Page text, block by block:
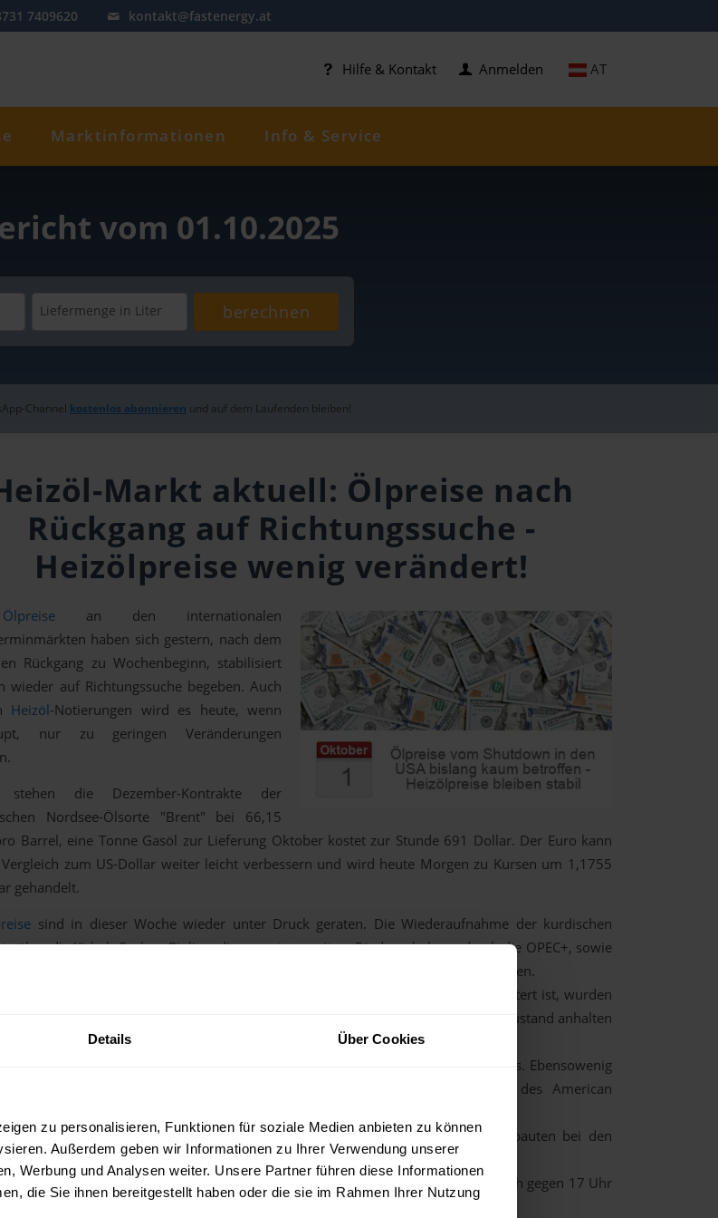
Details Über Cookies
zu personalisieren, Funktionen für soziale Medien anbieten zu können
Außerdem geben wir Informationen zu Ihrer Verwendung unserer
Werbung und Analysen weiter. Unsere Partner führen diese Informationen
die Sie ihnen bereitgestellt haben oder die sie im Rahmen Ihrer Nutzung
7409620 kontakt@fastenergy.at
AT
Hilfe & Kontakt Anmelden
Marktinformationen Info & Service
vom 01.10.2025
Liefermenge in Liter berechnen
Channel kostenlos abonnieren und auf dem Laufenden bleiben!
Markt aktuell: Ölpreise nach
Rückgang auf Richtungssuche -
Heizölpreise wenig verändert!
Ölpreise an den internationalen
haben sich gestern, nach dem
Rückgang zu Wochenbeginn, stabilisiert
wieder auf Richtungssuche begeben. Auch
Heizöl-Notierungen wird es heute, wenn
nur zu geringen Veränderungen
stehen die Dezember-Kontrakte der
Nordsee-Ölsorte "Brent" bei 66,15
Barrel, eine Tonne Gasöl zur Lieferung Oktober kostet zur Stunde 691 Dollar. Der Euro kann
zum US-Dollar weiter leicht verbessern und wird heute Morgen zu Kursen um 1,1755
gehandelt.
sind in dieser Woche wieder unter Druck geraten. Die Wiederaufnahme der kurdischen
über die Kirkuk-Ceyhan-Pipline, die erwartete weitere Förderanhebung durch die OPEC+, sowie
kurzem eingeleitete Shutdown in den USA sind dabei die wichtigsten Einflussfaktoren.
gestern in den USA die letzte Abstimmung im Senat über den Haushalt gescheitert ist, wurden
null Uhr viele Bereiche des öffentlichen Dienstes lahmgelegt. Wie lange dieser Zustand anhalten
welche Bereich genau betroffen sein werden, ist aktuell noch nicht absehbar.
hat die Situation, die ja nicht neu ist, bislang keinen größeren Einfluss. Ebensowenig
nach Börsenschluss veröffentlichten wöchentlichen US-Ölbestandsdaten des American
es zwar bei Rohöl einen weiteren Rückgang, dafür aber auch deutliche Aufbauten bei den
sodass die Zahlen unterm Strich eher neutral zu werten sind.
wesentlich einflussreicheren Daten des Department of Energy (DOE) heute pünktlich gegen 17 Uhr